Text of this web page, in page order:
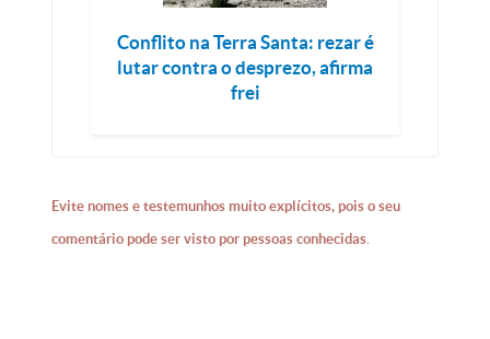
Conflito na Terra Santa: rezar é
lutar contra o desprezo, afirma
frei
Evite nomes e testemunhos muito explícitos, pois o seu
comentário pode ser visto por pessoas conhecidas.